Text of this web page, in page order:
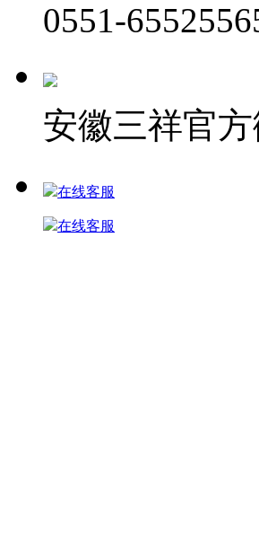
0551-
安徽三祥官
在线客服
在线客服